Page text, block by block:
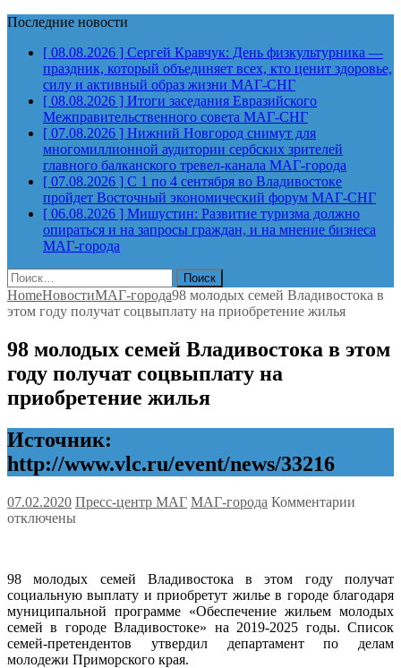
Последние новости
[ 08.08.2026 ] Сергей Кравчук: День физкультурника —
праздник, который объединяет всех, кто ценит здоровье,
силу и активный образ жизни МАГ-СНГ
[ 08.08.2026 ] Итоги заседания Евразийского
Межправительственного совета МАГ-СНГ
[ 07.08.2026 ] Нижний Новгород снимут для
многомиллионной аудитории сербских зрителей
главного балканского тревел-канала МАГ-города
[ 07.08.2026 ] С 1 по 4 сентября во Владивостоке
пройдет Восточный экономический форум МАГ-СНГ
[ 06.08.2026 ] Мишустин: Развитие туризма должно
опираться и на запросы граждан, и на мнение бизнеса
МАГ-города
Найти:
HomeНовостиМАГ-города98 молодых семей Владивостока в
этом году получат соцвыплату на приобретение жилья
98 молодых семей Владивостока в этом
году получат соцвыплату на
приобретение жилья
Источник:
http://www.vlc.ru/event/news/33216
07.02.2020 Пресс-центр МАГ МАГ-города Комментарии
в
этом
году
отключены
98 молодых семей Владивостока в этом году получат
социальную выплату и приобретут жилье в городе благодаря
муниципальной программе «Обеспечение жильем молодых
семей в городе Владивостоке» на 2019-2025 годы. Список
семей-претендентов утвердил департамент по делам
молодежи Приморского края.